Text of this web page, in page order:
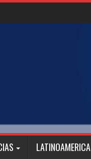
LATINOAMERICA